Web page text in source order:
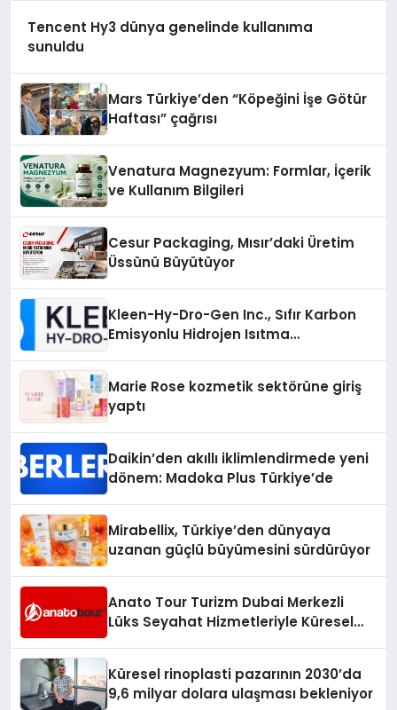
Tencent Hy3 dünya genelinde kullanıma
sunuldu
Mars Türkiye’den “Köpeğini İşe Götür
Haftası” çağrısı
Venatura Magnezyum: Formlar, İçerik
ve Kullanım Bilgileri
Cesur Packaging, Mısır’daki Üretim
Üssünü Büyütüyor
Kleen-Hy-Dro-Gen Inc., Sıfır Karbon
Emisyonlu Hidrojen Isıtma
Marie Rose kozmetik sektörüne giriş
yaptı
Daikin’den akıllı iklimlendirmede yeni
dönem: Madoka Plus Türkiye’de
Mirabellix, Türkiye’den dünyaya
uzanan güçlü büyümesini sürdürüyor
Anato Tour Turizm Dubai Merkezli
Lüks Seyahat Hizmetleriyle Küresel
Küresel rinoplasti pazarının 2030’da
9,6 milyar dolara ulaşması bekleniyor